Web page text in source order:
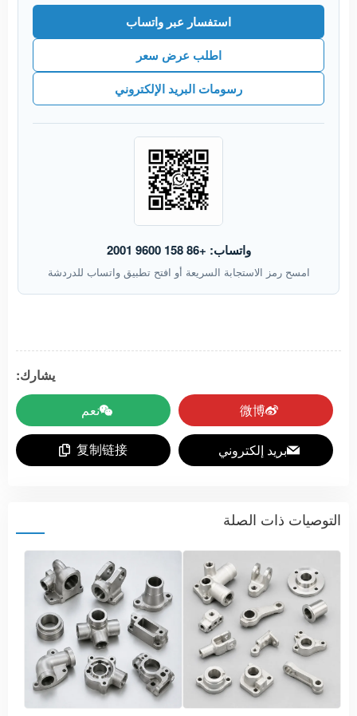
استفسار عبر واتساب
اطلب عرض سعر
رسومات البريد الإلكتروني
واتساب: +86 158 9600 2001
امسح رمز الاستجابة السريعة أو افتح تطبيق واتساب للدردشة
يشارك:
微博
نعم
بريد إلكتروني 复制链接
التوصيات ذات الصلة